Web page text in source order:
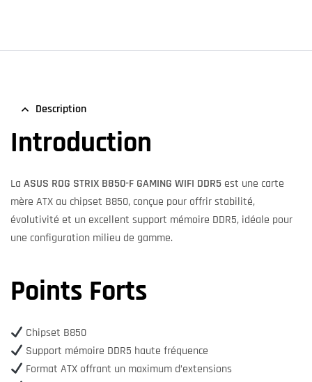
Description
Introduction
La ASUS ROG STRIX B850-F GAMING WIFI DDR5 est une carte
mère ATX au chipset B850, conçue pour offrir stabilité,
évolutivité et un excellent support mémoire DDR5, idéale pour
une configuration milieu de gamme.
Points Forts
Chipset B850
Support mémoire DDR5 haute fréquence
Format ATX offrant un maximum d’extensions